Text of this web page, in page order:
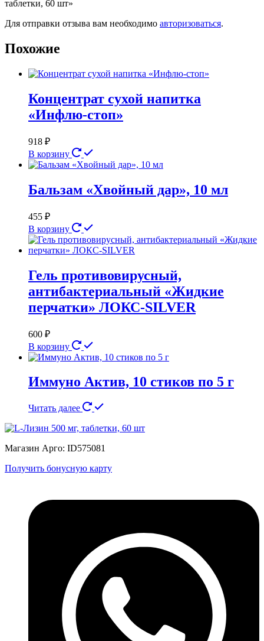
таблетки, 60 шт»
Для отправки отзыва вам необходимо авторизоваться.
Похожие
Концентрат сухой напитка
«Инфлю-стоп»
918 ₽
В корзину
Бальзам «Хвойный дар», 10 мл
455 ₽
В корзину
Гель противовирусный,
антибактериальный «Жидкие
перчатки» ЛОКС-SILVER
600 ₽
В корзину
Иммуно Актив, 10 стиков по 5 г
Читать далее
Магазин Арго: ID575081
Получить бонусную карту